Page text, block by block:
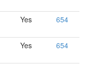
Yes 654
Yes 654